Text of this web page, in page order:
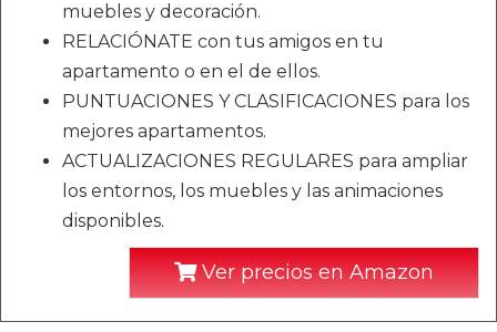
muebles y decoración.
RELACIÓNATE con tus amigos en tu
apartamento o en el de ellos.
PUNTUACIONES Y CLASIFICACIONES para los
mejores apartamentos.
ACTUALIZACIONES REGULARES para ampliar
los entornos, los muebles y las animaciones
disponibles.
Ver precios en Amazon